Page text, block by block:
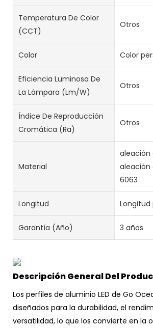
Temperatura De Color
(CCT)
Otros
Color Color
Eficiencia Luminosa De
La Lámpara (lm/w)
Otros
Índice De Reproducción
Cromática (Ra)
Otros
Material
aleación
aleación
6063
Longitud Longitud
Garantía (año) 3 años
Descripción General Del
Los perfiles de aluminio LED de Go
diseñados para la durabilidad, el
versatilidad, lo que los convierte en la